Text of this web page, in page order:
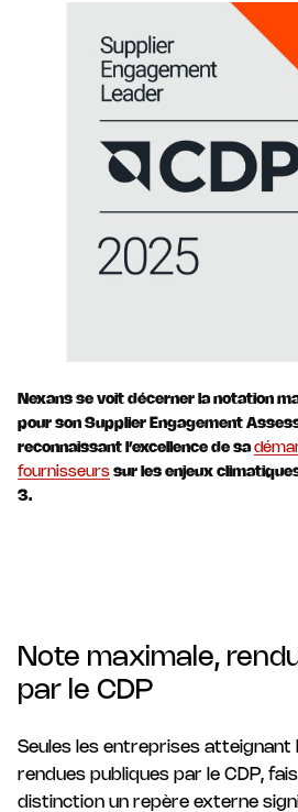
Nexans se voit décerner la notation
pour son Supplier Engagement
reconnaissant l’excellence de sa
fournisseurs sur les enjeux
3.
Note maximale,
par le CDP
Seules les entreprises atteignant
rendues publiques par le CDP,
distinction un repère externe